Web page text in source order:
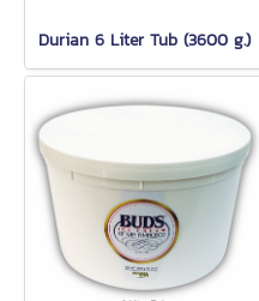
Durian 6 Liter Tub (3600 g.)